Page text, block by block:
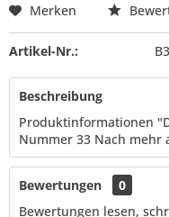
Merken
Artikel-Nr.:
Beschreibung
Produktinformationen
Nummer 33 Nach mehr
Bewertungen
0
Bewertungen lesen,